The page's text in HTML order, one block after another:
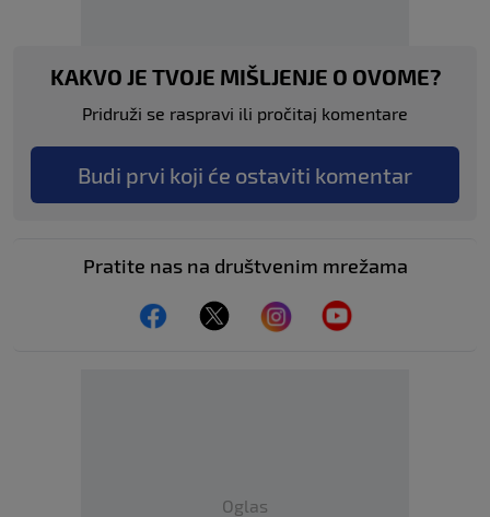
KAKVO JE TVOJE MIŠLJENJE O OVOME?
Pridruži se raspravi ili pročitaj komentare
Budi prvi koji će ostaviti komentar
Pratite nas na društvenim mrežama
Oglas